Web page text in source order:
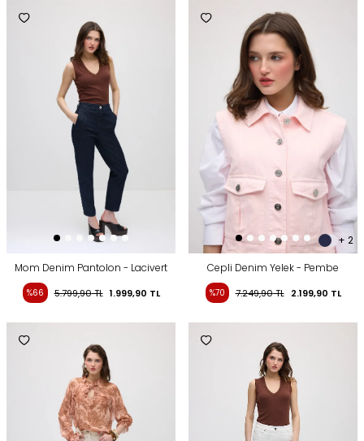
Mom Denim Pantolon - Lacivert
%66 5.799,90TL 1.999,90 TL
+ 2
Cepli Denim Yelek - Pembe
%70 7.249,90TL 2.199,90 TL